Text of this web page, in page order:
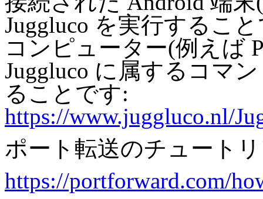
Juggluco を実行するこ
コンピューター(例えば
Juggluco に属するコマ
ることです:
https://www.juggluco.nl/
ポート転送のチュート
https://portforward.com/